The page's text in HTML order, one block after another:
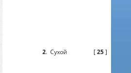
2. Сухой [25]